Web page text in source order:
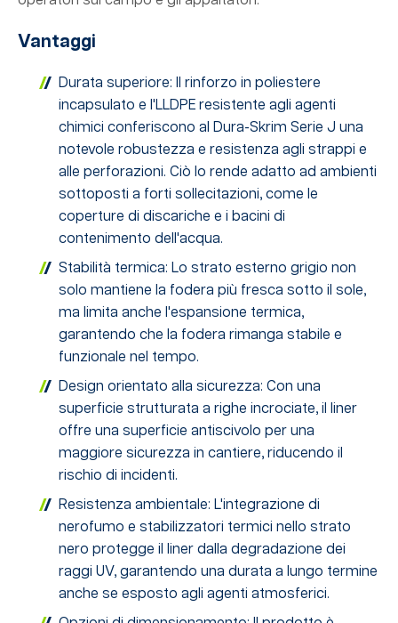
Vantaggi
Durata superiore: Il rinforzo in poliestere
incapsulato e l'LLDPE resistente agli agenti
chimici conferiscono al Dura-Skrim Serie J una
notevole robustezza e resistenza agli strappi e
alle perforazioni. Ciò lo rende adatto ad ambienti
sottoposti a forti sollecitazioni, come le
coperture di discariche e i bacini di
contenimento dell'acqua.
Stabilità termica: Lo strato esterno grigio non
solo mantiene la fodera più fresca sotto il sole,
ma limita anche l'espansione termica,
garantendo che la fodera rimanga stabile e
funzionale nel tempo.
Design orientato alla sicurezza: Con una
superficie strutturata a righe incrociate, il liner
offre una superficie antiscivolo per una
maggiore sicurezza in cantiere, riducendo il
rischio di incidenti.
Resistenza ambientale: L'integrazione di
nerofumo e stabilizzatori termici nello strato
nero protegge il liner dalla degradazione dei
raggi UV, garantendo una durata a lungo termine
anche se esposto agli agenti atmosferici.